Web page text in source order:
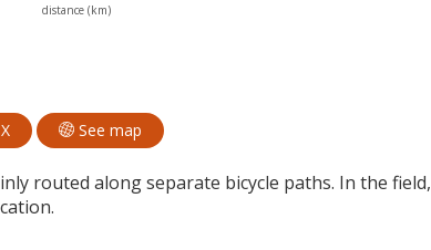
distance (km)
See map
routed along separate bicycle paths. In the field,